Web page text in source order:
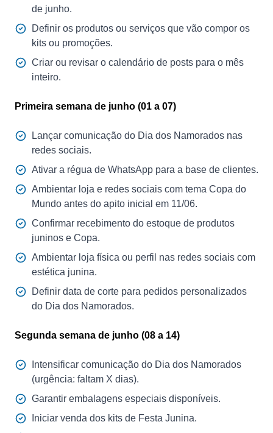
de junho.
Definir os produtos ou serviços que vão compor os
kits ou promoções.
Criar ou revisar o calendário de posts para o mês
inteiro.
Primeira semana de junho (01 a 07)
Lançar comunicação do Dia dos Namorados nas
redes sociais.
Ativar a régua de WhatsApp para a base de clientes.
Ambientar loja e redes sociais com tema Copa do
Mundo antes do apito inicial em 11/06.
Confirmar recebimento do estoque de produtos
juninos e Copa.
Ambientar loja física ou perfil nas redes sociais com
estética junina.
Definir data de corte para pedidos personalizados
do Dia dos Namorados.
Segunda semana de junho (08 a 14)
Intensificar comunicação do Dia dos Namorados
(urgência: faltam X dias).
Garantir embalagens especiais disponíveis.
Iniciar venda dos kits de Festa Junina.